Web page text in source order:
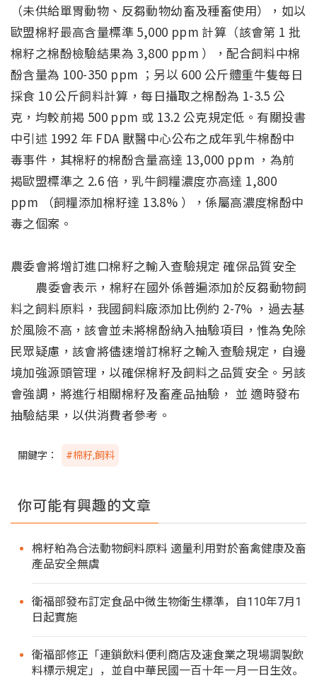
（未供給單胃動物、反芻動物幼畜及種畜使用），如以
歐盟棉籽最高含量標準 5,000 ppm 計算（該會第 1 批
棉籽之棉酚檢驗結果為 3,800 ppm ），配合飼料中棉
酚含量為 100-350 ppm ；另以 600 公斤體重牛隻每日
採食 10 公斤飼料計算，每日攝取之棉酚為 1-3.5 公
克，均較前揭 500 ppm 或 13.2 公克規定低。有關投書
中引述 1992 年 FDA 獸醫中心公布之成年乳牛棉酚中
毒事件，其棉籽的棉酚含量高達 13,000 ppm ，為前
揭歐盟標準之 2.6 倍，乳牛飼糧濃度亦高達 1,800
ppm （飼糧添加棉籽達 13.8% ），係屬高濃度棉酚中
毒之個案。
農委會將增訂進口棉籽之輸入查驗規定 確保品質安全
農委會表示，棉籽在國外係普遍添加於反芻動物飼
料之飼料原料，我國飼料廠添加比例約 2-7% ，過去基
於風險不高，該會並未將棉酚納入抽驗項目，惟為免除
民眾疑慮，該會將儘速增訂棉籽之輸入查驗規定，自邊
境加強源頭管理，以確保棉籽及飼料之品質安全。另該
會強調，將進行相關棉籽及畜產品抽驗， 並 適時發布
抽驗結果，以供消費者參考。
關鍵字： #棉籽,飼料
你可能有興趣的文章
棉籽粕為合法動物飼料原料 適量利用對於畜禽健康及畜
產品安全無虞
衛福部發布訂定食品中微生物衛生標準，自110年7月1
日起實施
衛福部修正「連鎖飲料便利商店及速食業之現場調製飲
料標示規定」，並自中華民國一百十年一月一日生效。